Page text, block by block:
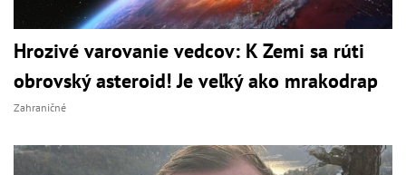
Hrozivé varovanie vedcov: K Zemi sa rúti
obrovský asteroid! Je veľký ako mrakodrap
Zahraničné